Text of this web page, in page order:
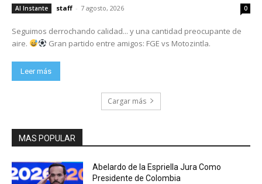
Al Instante staff - 7 agosto, 2026 0
Seguimos derrochando calidad... y una cantidad preocupante de
aire.
Gran partido entre amigos: FGE vs Motozintla.
Leer más
Cargar más
MAS POPULAR
Abelardo de la Espriella Jura Como
Presidente de Colombia